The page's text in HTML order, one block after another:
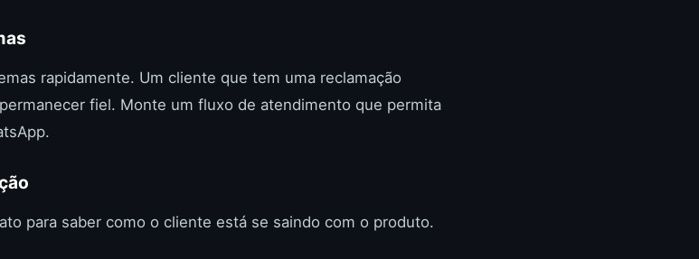
rapidamente. Um cliente que tem uma reclamação
fiel. Monte um fluxo de atendimento que permita
para saber como o cliente está se saindo com o produto.